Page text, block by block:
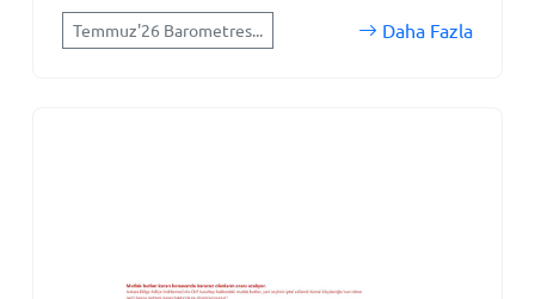
Temmuz'26 Barometres... Daha Fazla